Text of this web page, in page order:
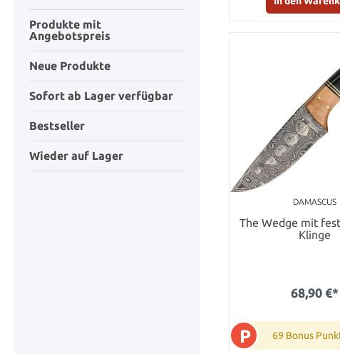
Produkte mit
Angebotspreis
Neue Produkte
Sofort ab Lager verfügbar
Bestseller
Wieder auf Lager
DAMASCUS
The Wedge mit
Klinge
68,90 €*
P 69 Bonus